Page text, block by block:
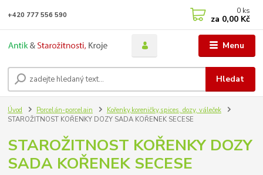
Menu
Hledat
+420 777 556 590 0 ks
za 0,00 Kč
Úvod Porcelán-porcelain
Kořenky,koreničky,spices, dozy, váleček
STAROŽITNOST KOŘENKY DOZY SADA KOŘENEK SECESE
STAROŽITNOST KOŘENKY DOZY
SADA KOŘENEK SECESE